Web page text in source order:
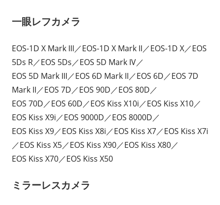
一眼レフカメラ
EOS-1D X Mark III／EOS-1D X Mark II／EOS-1D X／EOS
5Ds R／EOS 5Ds／EOS 5D Mark IV／
EOS 5D Mark III／EOS 6D Mark II／EOS 6D／EOS 7D
Mark II／EOS 7D／EOS 90D／EOS 80D／
EOS 70D／EOS 60D／EOS Kiss X10i／EOS Kiss X10／
EOS Kiss X9i／EOS 9000D／EOS 8000D／
EOS Kiss X9／EOS Kiss X8i／EOS Kiss X7／EOS Kiss X7i
／EOS Kiss X5／EOS Kiss X90／EOS Kiss X80／
EOS Kiss X70／EOS Kiss X50
ミラーレスカメラ